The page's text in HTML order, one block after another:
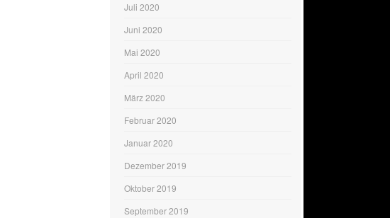
Juli 2020
Juni 2020
Mai 2020
April 2020
März 2020
Februar 2020
Januar 2020
Dezember 2019
Oktober 2019
September 2019